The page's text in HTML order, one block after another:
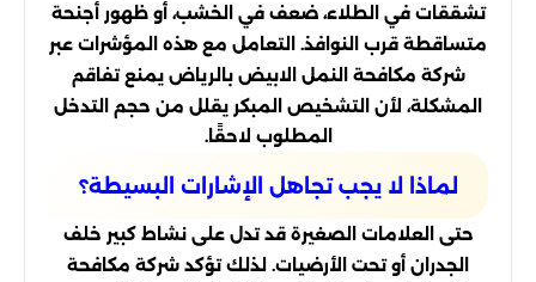
تشققات في الطلاء، ضعف في الخشب، أو ظهور أجنحة
متساقطة قرب النوافذ. التعامل مع هذه المؤشرات عبر
شركة مكافحة النمل الابيض بالرياض يمنع تفاقم
المشكلة، لأن التشخيص المبكر يقلل من حجم التدخل
المطلوب لاحقًا.
لماذا لا يجب تجاهل الإشارات البسيطة؟
حتى العلامات الصغيرة قد تدل على نشاط كبير خلف
الجدران أو تحت الأرضيات. لذلك تؤكد شركة مكافحة